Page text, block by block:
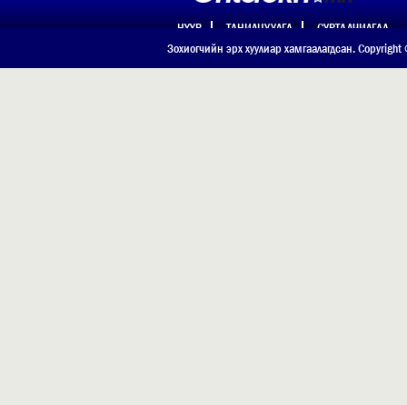
НҮҮР ТАНИЛЦУУЛГА СУРТАЛЧИЛГАА
ХОЛБОО БАРИХ
Зохиогчийн эрх хуулиар хамгаалагдсан.